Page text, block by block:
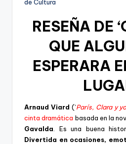
RESEÑA DE
QUE
ESPERARA
Arnaud Viard (‘París, Clara y
cinta dramática basada en la
Gavalda . Es una buena
Divertida en ocasiones,